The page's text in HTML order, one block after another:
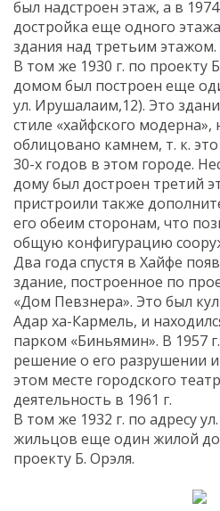
был надстроен этаж, а в
достройка еще одного
здания над третьим этажом.
В том же 1930 г. по проекту
домом был построен еще
ул. Ирушалаим,12). Это
стиле «хайфского модерна»,
облицовано камнем, т. к.
30-х годов в этом городе.
дому был достроен третий
пристроили также
его обеим сторонам, что
общую конфигурацию
Два года спустя в Хайфе
здание, построенное по
«Дом Певзнера». Это был
Адар ха-Кармель, и
парком «Биньямин». В 1957
решение о его разрушении
этом месте городского
деятельность в 1961 г.
В том же 1932 г. по адресу
жильцов еще один жилой
проекту Б. Орэля.